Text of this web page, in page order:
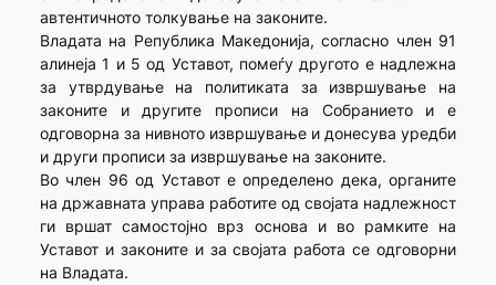
автентичното толкување на законите.
Владата на Република Македонија, согласно член 91
алинеја 1 и 5 од Уставот, помеѓу другото е надлежна
за утврдување на политиката за извршување на
законите и другите прописи на Собранието и е
одговорна за нивното извршување и донесува уредби
и други прописи за извршување на законите.
Во член 96 од Уставот е определено дека, органите
на државната управа работите од својата надлежност
ги вршат самостојно врз основа и во рамките на
Уставот и законите и за својата работа се одговорни
на Владата.